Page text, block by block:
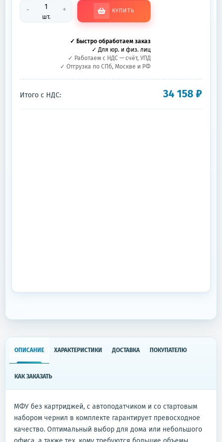
-
шт.
+ КУПИТЬ
✓ Быстро обработаем заказ
✓ Для юр. и физ. лиц
✓ Работаем с НДС — счёт, УПД
✓ Отгрузка по СПб, Москве и РФ
Итого с НДС: 34 158₽
ОПИСАНИЕ ХАРАКТЕРИСТИКИ ДОСТАВКА ПОКУПАТЕЛЮ
КАК ЗАКАЗАТЬ
МФУ без картриджей, с автоподатчиком и со стартовым
набором чернил в комплекте гарантирует превосходное
качество. Оптимальный выбор для дома или небольшого